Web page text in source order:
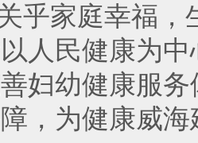
乎家庭幸福
人民健康为
妇幼健康服
，为健康威